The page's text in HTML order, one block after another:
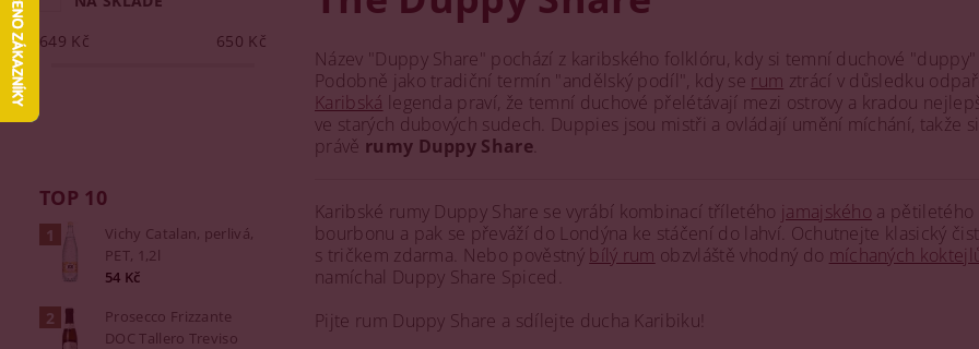
649 Kč 650 Kč
TOP 10
Vichy Catalan, perlivá,
PET, 1,2l
54 Kč
Prosecco Frizzante
DOC Tallero Treviso
Název "Duppy Share" pochází z karibského folklóru, kdy si temní duchové
Podobně jako tradiční termín "andělský podíl", kdy se rum ztrácí v důsledku
Karibská legenda praví, že temní duchové přelétávají mezi ostrovy a kradou
ve starých dubových sudech. Duppies jsou mistři a ovládají umění míchání, takže
právě rumy Duppy Share
Karibské rumy Duppy Share se vyrábí kombinací tříletého jamajského a pětiletého
bourbonu a pak se převáží do Londýna ke stáčení do lahví. Ochutnejte klasický
s tričkem zdarma. Nebo pověstný bílý rum obzvláště vhodný do míchaných
namíchal Duppy Share Spiced.
Pijte rum Duppy Share a sdílejte ducha Karibiku!